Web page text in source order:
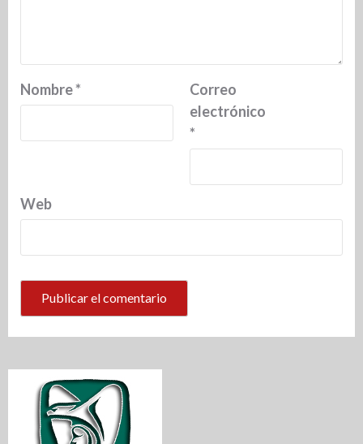
Nombre*
Correo
electrónico
*
Web